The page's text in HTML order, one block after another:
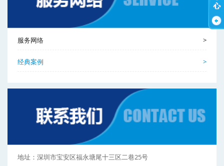
服务网络 >
经典案例 >
地址：深圳市宝安区福永塘尾十三区二巷25号